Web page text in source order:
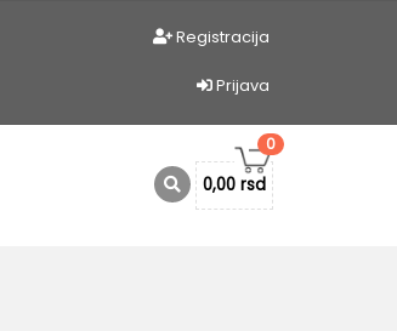
Registracija
Prijava
0
0,00 rsd